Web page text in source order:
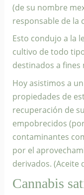
(de su nombre
responsable de la
Esto condujo a la
cultivo de todo
destinados a
Hoy asistimos a
propiedades de
recuperación de
empobrecidos
contaminantes
por el
derivados. (Aceite
Cannabis